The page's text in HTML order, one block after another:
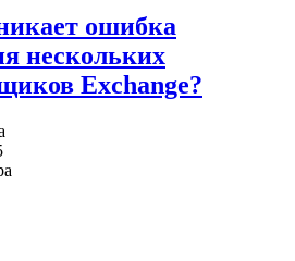
ошибка
нескольких
Exchange?